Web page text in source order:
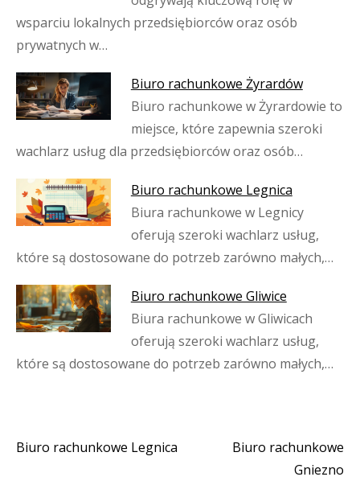
wsparciu lokalnych przedsiębiorców oraz osób
prywatnych w…
Biuro rachunkowe Żyrardów
Biuro rachunkowe w Żyrardowie to
miejsce, które zapewnia szeroki
wachlarz usług dla przedsiębiorców oraz osób…
Biuro rachunkowe Legnica
Biura rachunkowe w Legnicy
oferują szeroki wachlarz usług,
które są dostosowane do potrzeb zarówno małych,…
Biuro rachunkowe Gliwice
Biura rachunkowe w Gliwicach
oferują szeroki wachlarz usług,
które są dostosowane do potrzeb zarówno małych,…
Nawigacja
Biuro rachunkowe Legnica
Biuro rachunkowe
Gniezno